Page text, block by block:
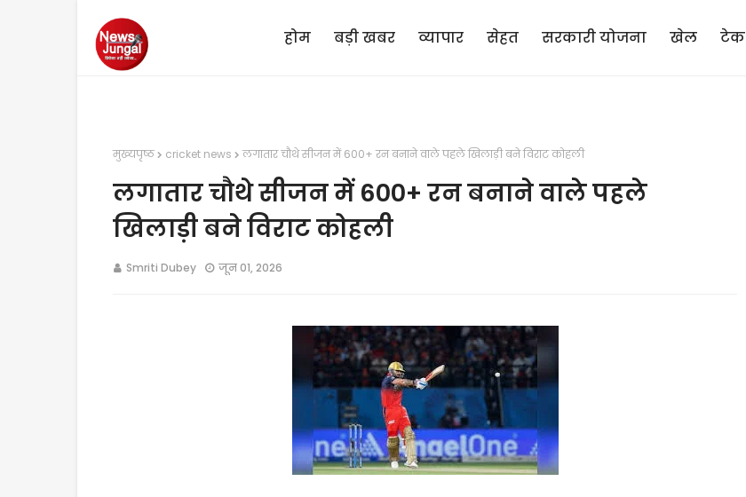
होम बड़ी खबर व्यापार सेहत सरकारी योजना खेल टेक
मुख्यपृष्ठ cricket news लगातार चौथे सीजन में 600+ रन बनाने वाले पहले खिलाड़ी बने विराट कोहली
लगातार चौथे सीजन में 600+ रन बनाने वाले पहले
खिलाड़ी बने विराट कोहली
Smriti Dubey जून 01, 2026